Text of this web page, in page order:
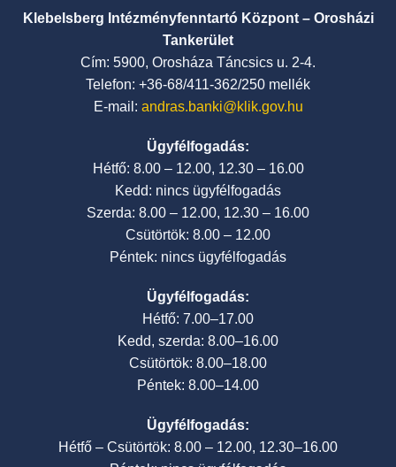
Klebelsberg Intézményfenntartó Központ – Orosházi
Tankerület
Cím: 5900, Orosháza Táncsics u. 2-4.
Telefon: +36-68/411-362/250 mellék
E-mail: andras.banki@klik.gov.hu
Ügyfélfogadás:
Hétfő: 8.00 – 12.00, 12.30 – 16.00
Kedd: nincs ügyfélfogadás
Szerda: 8.00 – 12.00, 12.30 – 16.00
Csütörtök: 8.00 – 12.00
Péntek: nincs ügyfélfogadás
Ügyfélfogadás:
Hétfő: 7.00–17.00
Kedd, szerda: 8.00–16.00
Csütörtök: 8.00–18.00
Péntek: 8.00–14.00
Ügyfélfogadás:
Hétfő – Csütörtök: 8.00 – 12.00, 12.30–16.00